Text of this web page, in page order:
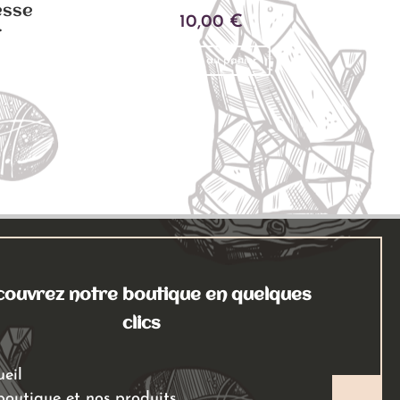
10,00€
Ajouter au panier
notre boutique en quelques
clics